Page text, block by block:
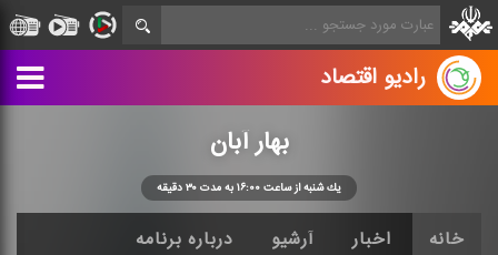
رادیو اقتصاد
بهار آبان
یك شنبه از ساعت ۱۶:۰۰ به مدت ۳۰ دقیقه
خانه اخبار آرشیو درباره برنامه